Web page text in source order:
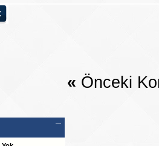
« Önceki